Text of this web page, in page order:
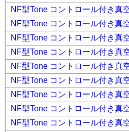
NF型Tone コントロール付き
NF型Tone コントロール付き
NF型Tone コントロール付き
NF型Tone コントロール付き
NF型Tone コントロール付き
NF型Tone コントロール付き
NF型Tone コントロール付き
NF型Tone コントロール付き
NF型Tone コントロール付き